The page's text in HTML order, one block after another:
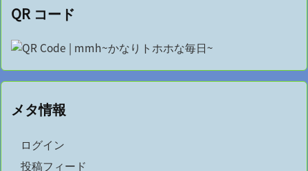
QR コード
メタ情報
ログイン
投稿フィード